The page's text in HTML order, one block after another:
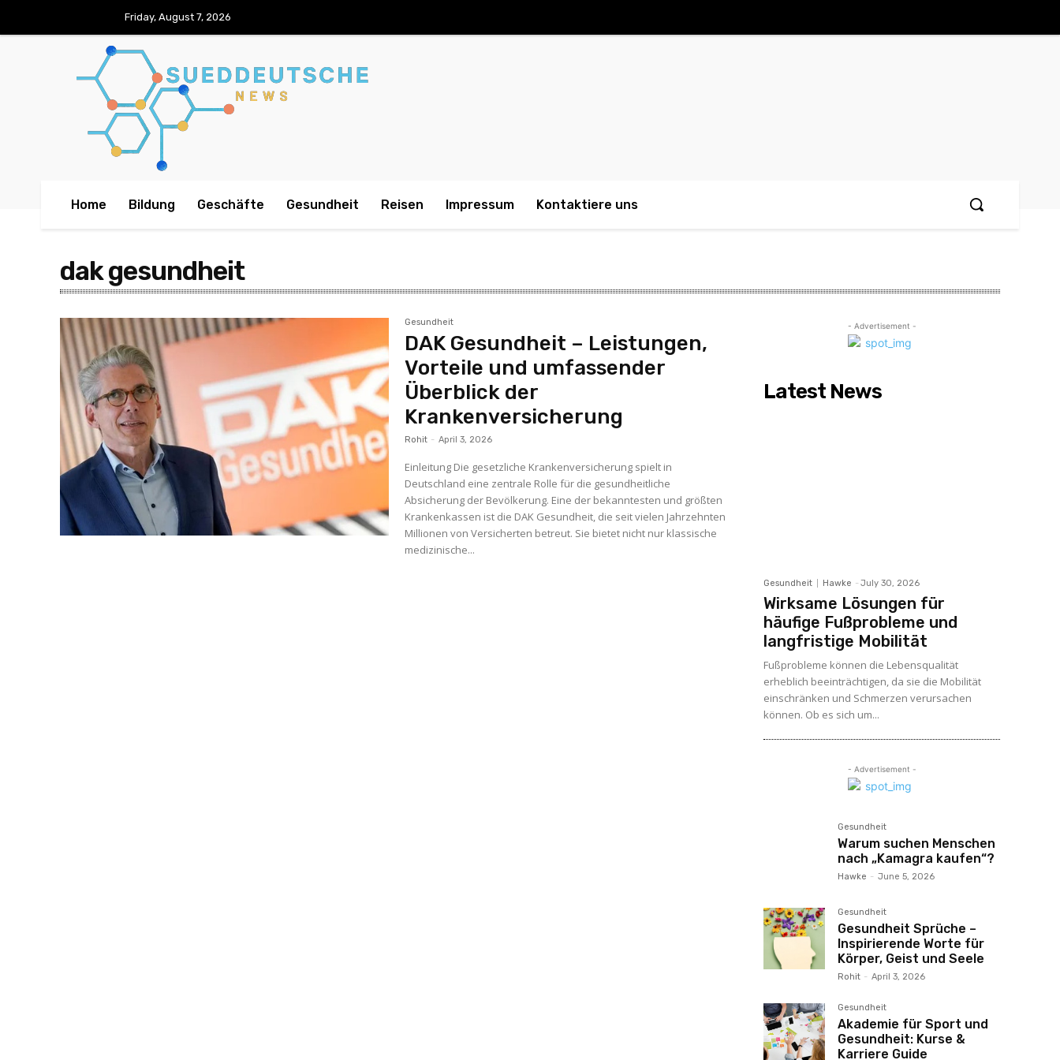
Friday, August 7, 2026
Home Bildung Geschäfte Gesundheit Reisen Impressum Kontaktiere uns
dak gesundheit
Gesundheit
DAK Gesundheit – Leistungen,
Vorteile und umfassender
Überblick der
Krankenversicherung
Rohit - April 3, 2026
Einleitung Die gesetzliche Krankenversicherung spielt in
Deutschland eine zentrale Rolle für die gesundheitliche
Absicherung der Bevölkerung. Eine der bekanntesten und größten
Krankenkassen ist die DAK Gesundheit, die seit vielen Jahrzehnten
Millionen von Versicherten betreut. Sie bietet nicht nur klassische
medizinische...
- Advertisement -
Latest News
Gesundheit Hawke - July 30, 2026
Wirksame Lösungen für
häufige Fußprobleme und
langfristige Mobilität
Fußprobleme können die Lebensqualität
erheblich beeinträchtigen, da sie die Mobilität
einschränken und Schmerzen verursachen
können. Ob es sich um...
- Advertisement -
Gesundheit
Warum suchen Menschen
nach „Kamagra kaufen“?
Hawke - June 5, 2026
Gesundheit
Gesundheit Sprüche –
Inspirierende Worte für
Körper, Geist und Seele
Rohit - April 3, 2026
Gesundheit
Akademie für Sport und
Gesundheit: Kurse &
Karriere Guide